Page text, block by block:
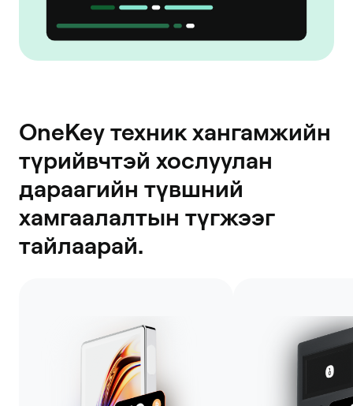
OneKey техник хангамжийн
түрийвчтэй хослуулан
дараагийн түвшний
хамгаалалтын түгжээг
тайлаарай.